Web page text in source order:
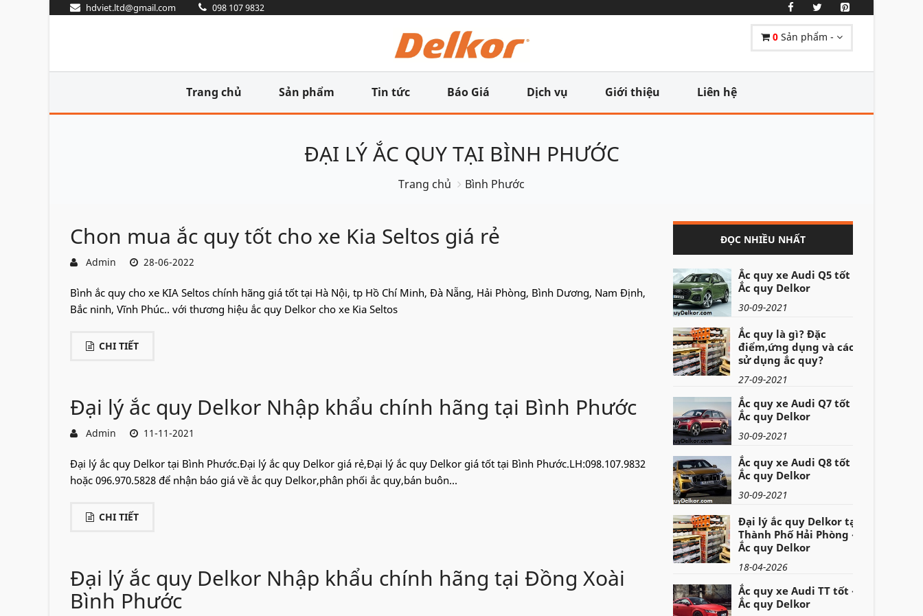
hdviet.ltd@gmail.com 098 107 9832
0 Sản phẩm -
Trang chủ Sản phẩm Tin tức Báo Giá Dịch vụ Giới thiệu Liên hệ
ĐẠI LÝ ẮC QUY TẠI BÌNH PHƯỚC
Trang chủ Bình Phước
Chon mua ắc quy tốt cho xe Kia Seltos giá rẻ
Admin 28-06-2022
Bình ắc quy cho xe KIA Seltos chính hãng giá tốt tại Hà Nội, tp Hồ Chí Minh, Đà Nẵng, Hải Phòng, Bình Dương, Nam Định,
Bắc ninh, Vĩnh Phúc.. với thương hiệu ắc quy Delkor cho xe Kia Seltos
CHI TIẾT
Đại lý ắc quy Delkor Nhập khẩu chính hãng tại Bình Phước
Admin 11-11-2021
Đại lý ắc quy Delkor tại Bình Phước.Đại lý ắc quy Delkor giá rẻ,Đại lý ắc quy Delkor giá tốt tại Bình Phước.LH:098.107.9832
hoặc 096.970.5828 để nhận báo giá về ắc quy Delkor,phân phối ắc quy,bán buôn...
CHI TIẾT
Đại lý ắc quy Delkor Nhập khẩu chính hãng tại Đồng Xoài
Bình Phước
ĐỌC NHIỀU NHẤT
Ắc quy xe Audi Q5 tốt -
Ắc quy Delkor
30-09-2021
Ắc quy là gì? Đặc
điểm,ứng dụng và cách
sử dụng ắc quy?
27-09-2021
Ắc quy xe Audi Q7 tốt -
Ắc quy Delkor
30-09-2021
Ắc quy xe Audi Q8 tốt -
Ắc quy Delkor
30-09-2021
Đại lý ắc quy Delkor tại
Thành Phố Hải Phòng -
Ắc quy Delkor
18-04-2026
Ắc quy xe Audi TT tốt -
Ắc quy Delkor